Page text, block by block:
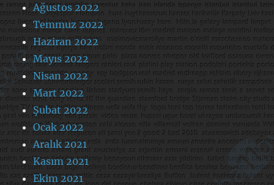
Ağustos 2022
Temmuz 2022
Haziran 2022
Mayıs 2022
Nisan 2022
Mart 2022
Şubat 2022
Ocak 2022
Aralık 2021
Kasım 2021
Ekim 2021